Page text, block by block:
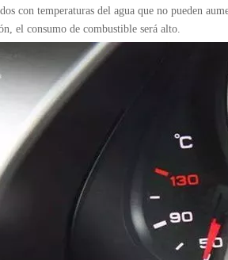
con temperaturas del agua que no pueden
el consumo de combustible será alto.